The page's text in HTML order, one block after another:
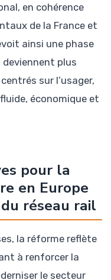
en cohérence
de la France et
ainsi une phase
plus
sur l’usager,
économique et
pour la
en Europe
réseau rail
la réforme reflète
à renforcer la
le secteur